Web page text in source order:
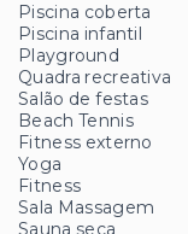
Piscina coberta
Piscina infantil
Playground
Quadra recreativa
Salão de festas
Beach Tennis
Fitness externo
Yoga
Fitness
Sala Massagem
Sauna seca